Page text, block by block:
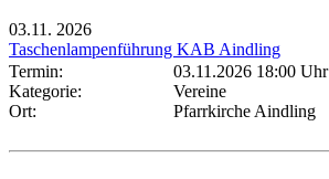
03.11. 2026
Taschenlampenführung KAB Aindling
Termin:
03.11.2026 18:00 Uhr
Kategorie:
Vereine
Ort:
Pfarrkirche Aindling